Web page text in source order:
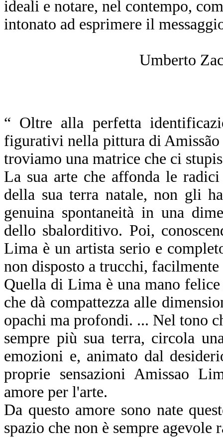
ideali e notare, nel contempo,
intonato ad esprimere il
Umberto
“ Oltre alla perfetta
figurativi nella pittura di
troviamo una matrice che ci
La sua arte che affonda le
della sua terra natale, non gli
genuina spontaneità in una
dello sbalorditivo. Poi,
Lima è un artista serio e
non disposto a trucchi,
Quella di Lima è una mano
che dà compattezza alle
opachi ma profondi. ... Nel tono
sempre più sua terra, circola
emozioni e, animato dal
proprie sensazioni Amissao
amore per l'arte.
Da questo amore sono nate
spazio che non è sempre agevole